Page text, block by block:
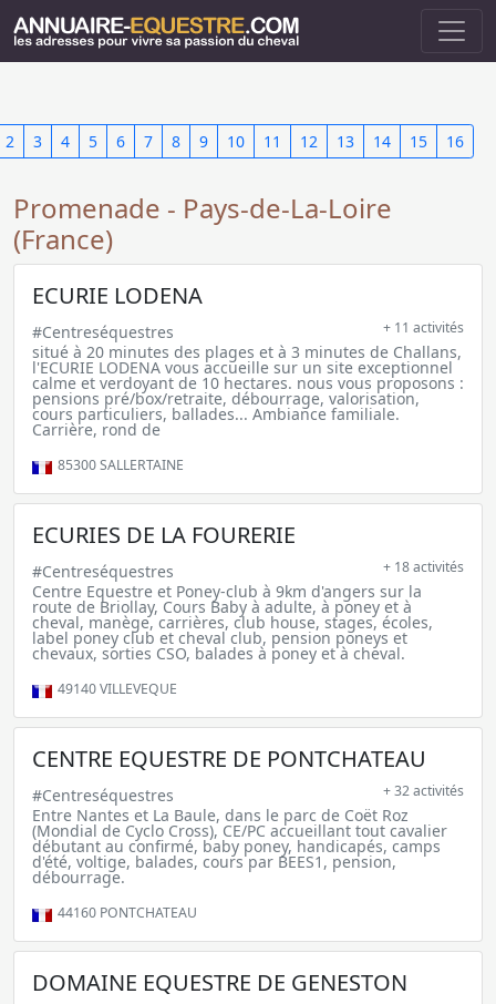
2 3 4 5 6 7 8 9 10 11 12 13 14 15 16
Promenade - Pays-de-La-Loire
(France)
ECURIE LODENA
#Centreséquestres + 11 activités
situé à 20 minutes des plages et à 3 minutes de Challans,
l'ECURIE LODENA vous accueille sur un site exceptionnel
calme et verdoyant de 10 hectares. nous vous proposons :
pensions pré/box/retraite, débourrage, valorisation,
cours particuliers, ballades... Ambiance familiale.
Carrière, rond de
85300SALLERTAINE
ECURIES DE LA FOURERIE
#Centreséquestres + 18 activités
Centre Equestre et Poney-club à 9km d'angers sur la
route de Briollay, Cours Baby à adulte, à poney et à
cheval, manège, carrières, club house, stages, écoles,
label poney club et cheval club, pension poneys et
chevaux, sorties CSO, balades à poney et à cheval.
49140VILLEVEQUE
CENTRE EQUESTRE DE PONTCHATEAU
#Centreséquestres + 32 activités
Entre Nantes et La Baule, dans le parc de Coët Roz
(Mondial de Cyclo Cross), CE/PC accueillant tout cavalier
débutant au confirmé, baby poney, handicapés, camps
d'été, voltige, balades, cours par BEES1, pension,
débourrage.
44160 PONTCHATEAU
DOMAINE EQUESTRE DE GENESTON